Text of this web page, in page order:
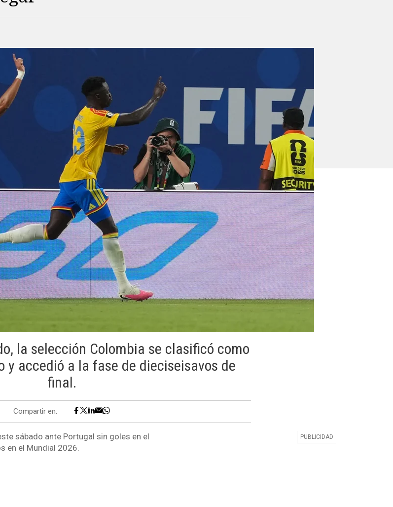
la selección Colombia se clasificó como
y accedió a la fase de dieciseisavos de
final.
Compartir en:
sábado ante Portugal sin goles en el
en el Mundial 2026.